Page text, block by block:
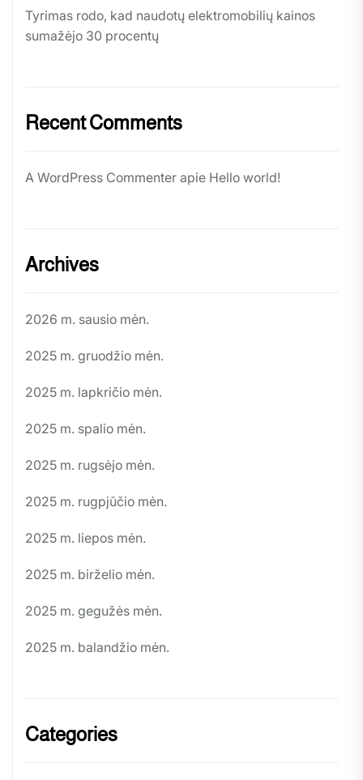
Tyrimas rodo, kad naudotų elektromobilių kainos
sumažėjo 30 procentų
Recent Comments
A WordPress Commenter apie Hello world!
Archives
2026 m. sausio mėn.
2025 m. gruodžio mėn.
2025 m. lapkričio mėn.
2025 m. spalio mėn.
2025 m. rugsėjo mėn.
2025 m. rugpjūčio mėn.
2025 m. liepos mėn.
2025 m. birželio mėn.
2025 m. gegužės mėn.
2025 m. balandžio mėn.
Categories